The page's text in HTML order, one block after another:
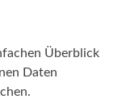
Überblick
Daten